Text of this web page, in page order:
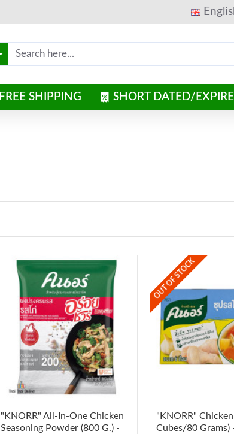
FREE SHIPPING SHORT DATED/
"KNORR" All-In-One Chicken
Seasoning Powder (800 G.) -
OUT OF STOCK
"KNORR"
Cubes/80